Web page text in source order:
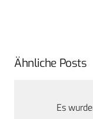
Ähnliche Posts
Es